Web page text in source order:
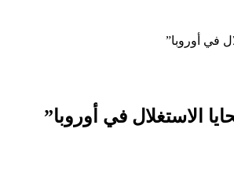
في أوروبا”
الاستغلال في أوروبا”